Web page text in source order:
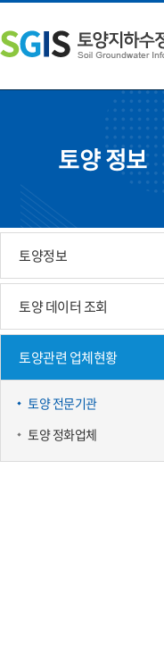
문
내
용
쪽
메
뉴
단
주
소
토양 정보
토양정보
토양 데이터 조회
토양관련 업체현황
토양 전문기관
토양 정화업체